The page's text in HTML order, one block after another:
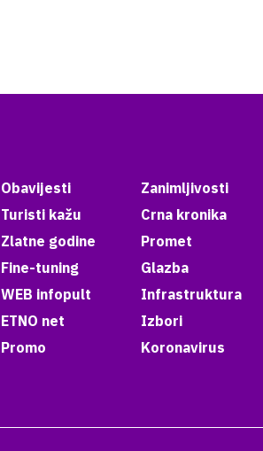
Obavijesti
Turisti kažu
Zlatne godine
Fine-tuning
WEB infopult
ETNO net
Promo
Zanimljivosti
Crna kronika
Promet
Glazba
Infrastruktura
Izbori
Koronavirus